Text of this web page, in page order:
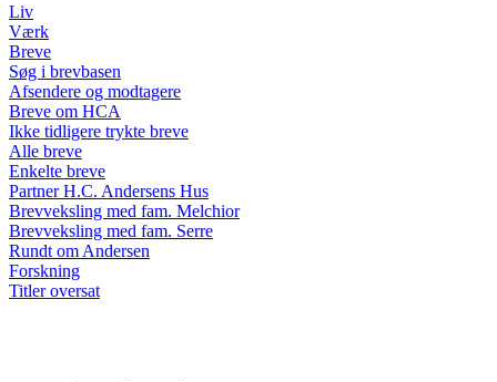
Liv
Værk
Breve
Søg i brevbasen
Afsendere og modtagere
Breve om HCA
Ikke tidligere trykte breve
Alle breve
Enkelte breve
Partner H.C. Andersens Hus
Brevveksling med fam. Melchior
Brevveksling med fam. Serre
Rundt om Andersen
Forskning
Titler oversat